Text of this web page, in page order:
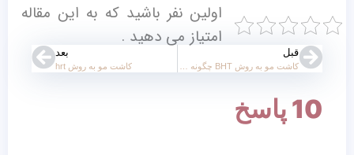
اولین نفر باشید که به این مقاله
امتیاز می دهید .
قبل بعد
کاشت مو به روش hrt
10 پاسخ